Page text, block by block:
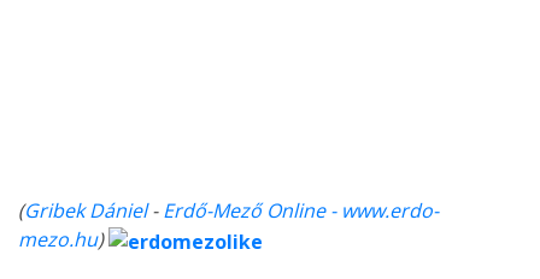
(Gribek Dániel-Erdő-Mező Online - www.erdo-
mezo.hu)